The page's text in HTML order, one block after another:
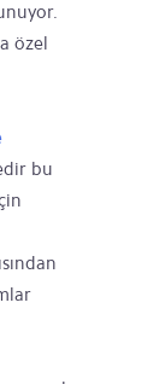
özel
bu